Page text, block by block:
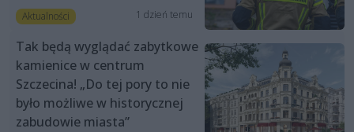
Aktualności 1 dzień temu
Tak będą wyglądać zabytkowe
kamienice w centrum
Szczecina! „Do tej pory to nie
było możliwe w historycznej
zabudowie miasta”